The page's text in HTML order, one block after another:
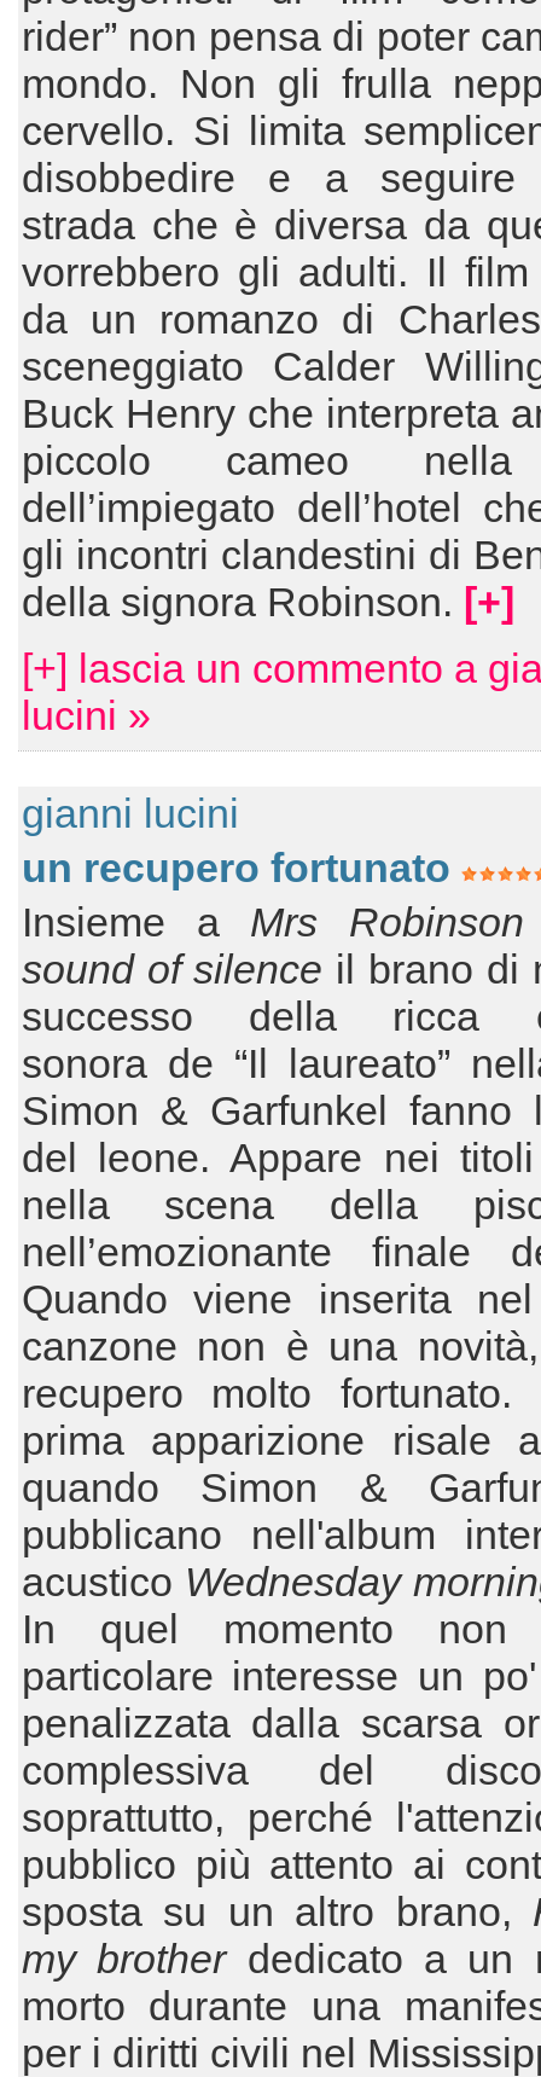
rider” non pensa di poter
mondo. Non gli frulla
cervello. Si limita
disobbedire e a
strada che è diversa da
vorrebbero gli adulti. Il
da un romanzo di
sceneggiato Calder
Buck Henry che interpreta
piccolo cameo
dell’impiegato dell’hotel
gli incontri clandestini di
della signora Robinson. [+]
[+] lascia un commento a
lucini »
gianni lucini
un recupero fortunato
Insieme a Mrs Robinson
sound of silence il brano di
successo della ricca
sonora de “Il laureato”
Simon & Garfunkel fanno
del leone. Appare nei
nella scena della
nell’emozionante finale
Quando viene inserita
canzone non è una
recupero molto
prima apparizione risale
quando Simon &
pubblicano nell'album
acustico Wednesday
In quel momento non
particolare interesse un
penalizzata dalla scarsa
complessiva del
soprattutto, perché
pubblico più attento ai
sposta su un altro brano,
my brotherdedicato a un
morto durante una
per i diritti civili nel